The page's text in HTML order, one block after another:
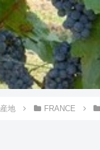
産地 FRANCE